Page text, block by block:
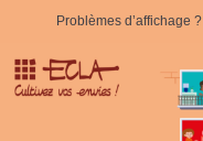
Problèmes d’affichage ?